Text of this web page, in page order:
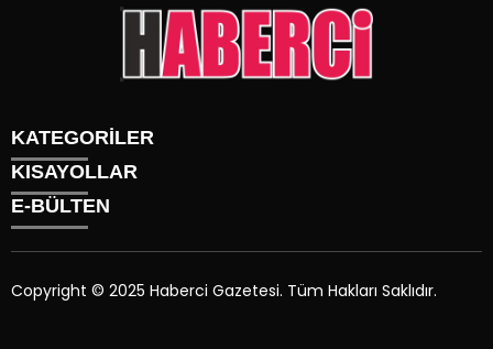
KATEGORİLER
Gündem
Siyaset
Sağlık
KISAYOLLAR
Künye
Üyelik
İletişim
E-BÜLTEN
Copyright © 2025 Haberci Gazetesi. Tüm Hakları Saklıdır.